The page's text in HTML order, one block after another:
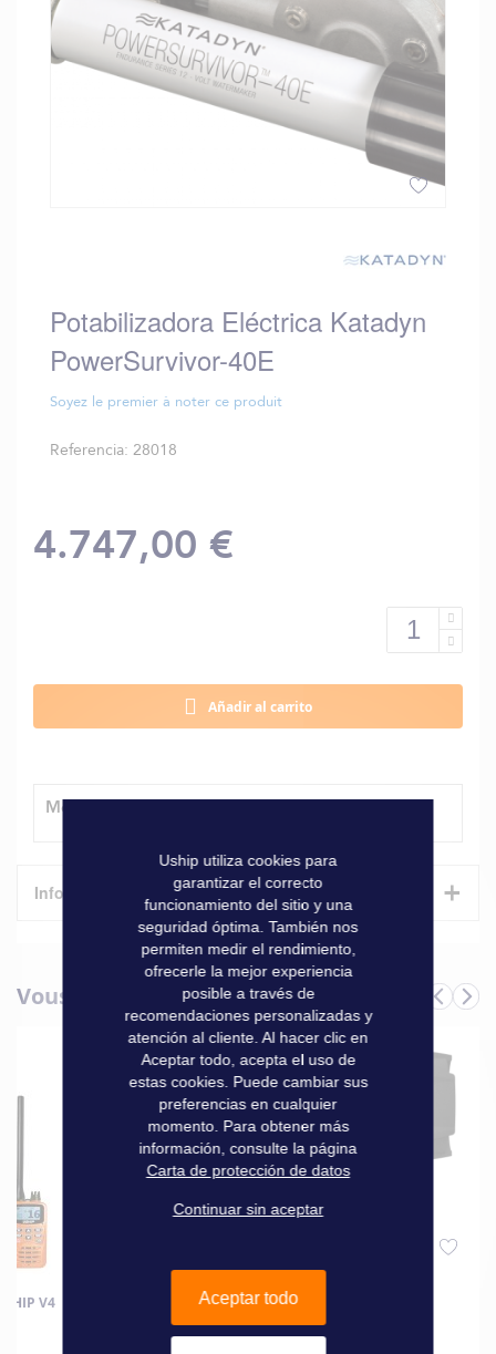
la
galería
de
Potabilizadora Eléctrica Katadyn
PowerSurvivor-40E
Soyez le premier à noter ce produit
Referencia 28018
4.747,00 €
Añadir al carrito
Método de entrega
Informaciones técnicas +
Características
Informaciones
Katadyn
Vous aimerez aussi
V4 PROYECTOR USHIP
Uship utiliza cookies para
garantizar el correcto
funcionamiento del sitio y una
seguridad óptima. También nos
permiten medir el rendimiento,
ofrecerle la mejor experiencia
posible a través de
recomendaciones personalizadas y
atención al cliente. Al hacer clic en
Aceptar todo, acepta el uso de
estas cookies. Puede cambiar sus
preferencias en cualquier
momento. Para obtener más
información, consulte la página
Carta de protección de datos
Continuar sin aceptar
Aceptar todo